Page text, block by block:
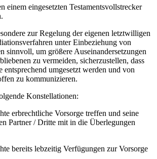
eingesetzten Testamentsvollstrecker
zur Regelung der eigenen letztwilligen
unter Einbeziehung von
sinnvoll, um größere Auseinandersetzungen
zu vermeiden, sicherzustellen, dass
entsprechend umgesetzt werden und von
zu kommunizieren.
Konstellationen:
erbrechtliche Vorsorge treffen und seine
Partner / Dritte mit in die Überlegungen
bereits lebzeitig Verfügungen zur Vorsorge